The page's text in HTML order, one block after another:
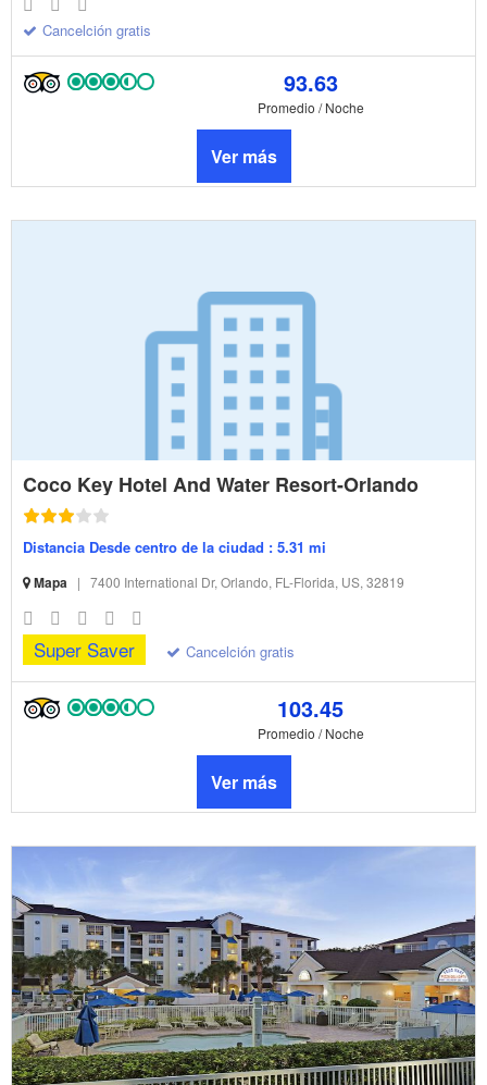
Cancelción gratis
93.63
Promedio / Noche
Ver más
Coco Key Hotel And Water Resort-Orlando
Distancia Desde centro de la ciudad : 5.31 mi
Mapa | 7400 International Dr, Orlando, FL-Florida, US, 32819
Super Saver Cancelción gratis
103.45
Promedio / Noche
Ver más